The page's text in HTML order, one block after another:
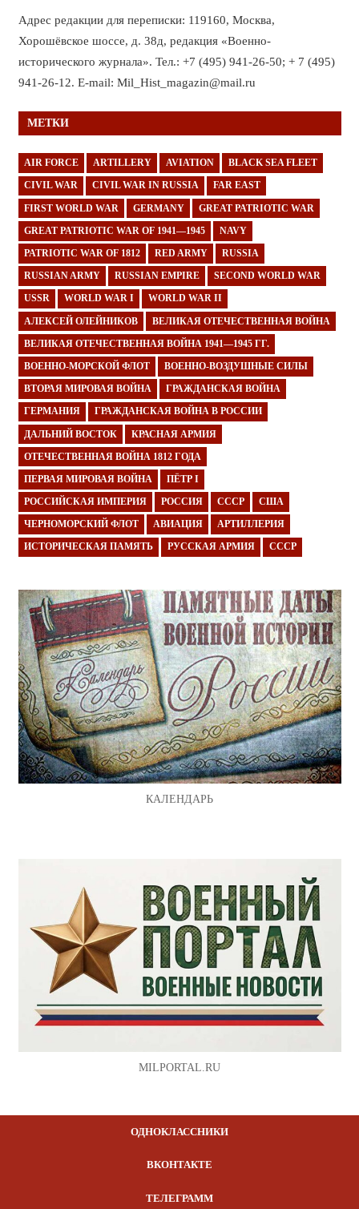
Адрес редакции для переписки: 119160, Москва,
Хорошёвское шоссе, д. 38д, редакция «Военно-
исторического журнала». Тел.: +7 (495) 941-26-50; + 7 (495)
941-26-12. E-mail: Mil_Hist_magazin@mail.ru
МЕТКИ
AIR FORCE ARTILLERY AVIATION BLACK SEA FLEET
CIVIL WAR CIVIL WAR IN RUSSIA FAR EAST
FIRST WORLD WAR GERMANY GREAT PATRIOTIC WAR
GREAT PATRIOTIC WAR OF 1941—1945 NAVY
PATRIOTIC WAR OF 1812 RED ARMY RUSSIA
RUSSIAN ARMY RUSSIAN EMPIRE SECOND WORLD WAR
USSR WORLD WAR I WORLD WAR II
АЛЕКСЕЙ ОЛЕЙНИКОВ ВЕЛИКАЯ ОТЕЧЕСТВЕННАЯ ВОЙНА
ВЕЛИКАЯ ОТЕЧЕСТВЕННАЯ ВОЙНА 1941—1945 ГГ.
ВОЕННО-МОРСКОЙ ФЛОТ ВОЕННО-ВОЗДУШНЫЕ СИЛЫ
ВТОРАЯ МИРОВАЯ ВОЙНА ГРАЖДАНСКАЯ ВОЙНА
ГЕРМАНИЯ ГРАЖДАНСКАЯ ВОЙНА В РОССИИ
ДАЛЬНИЙ ВОСТОК КРАСНАЯ АРМИЯ
ОТЕЧЕСТВЕННАЯ ВОЙНА 1812 ГОДА
ПЕРВАЯ МИРОВАЯ ВОЙНА ПЁТР I
РОССИЙСКАЯ ИМПЕРИЯ РОССИЯ СССР США
ЧЕРНОМОРСКИЙ ФЛОТ АВИАЦИЯ АРТИЛЛЕРИЯ
ИСТОРИЧЕСКАЯ ПАМЯТЬ РУССКАЯ АРМИЯ СССР
КАЛЕНДАРЬ
MILPORTAL.RU
ОДНОКЛАССНИКИ
ВКОНТАКТЕ
ТЕЛЕГРАММ